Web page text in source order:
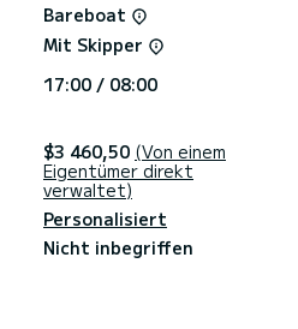
Samboat-Plattform stellen.
Ihnen antworten und Ihnen
Bareboat
Mit Skipper
17:00 / 08:00
$3 460,50 (Von einem
Eigentümer direkt
verwaltet)
Personalisiert
Nicht inbegriffen